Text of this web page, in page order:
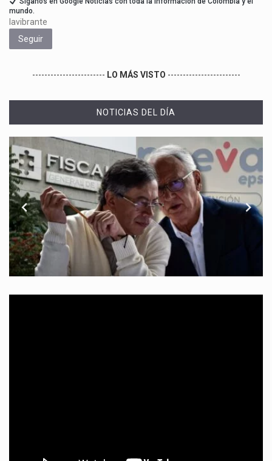
mundo.
lavibrante
Seguir
------------------------ LO MÁS VISTO ------------------------
NOTICIAS DEL DÍA